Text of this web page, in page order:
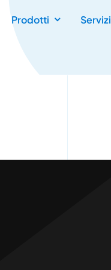
Prodotti Servizi